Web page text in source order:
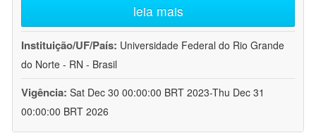
leia mais
Instituição/UF/País: Universidade Federal do Rio Grande
do Norte - RN - Brasil
Vigência: Sat Dec 30 00:00:00 BRT 2023-Thu Dec 31
00:00:00 BRT 2026